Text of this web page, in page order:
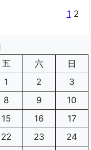
1 2
五 六
日
1
2
3
8 9
10
15 16
17
22 23
24